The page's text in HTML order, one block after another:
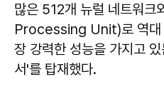
많은 512개 뉴럴 네트워
Processing Unit)로 역대
장 강력한 성능을 가지고
서'를 탑재했다.